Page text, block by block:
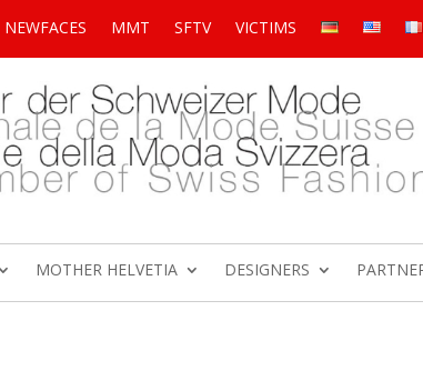
NEWFACES MMT SFTV VICTIMS
MOTHER HELVETIA DESIGNERS